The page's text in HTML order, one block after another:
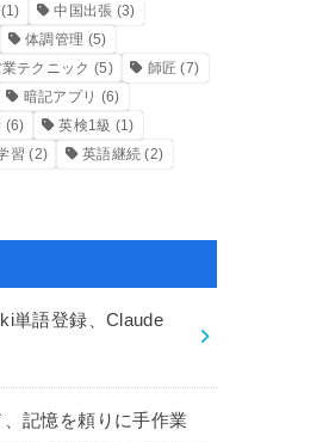
(1) 中国出張 (3)
体調管理 (5)
テクニック (5) 師匠 (7)
暗記アプリ (6)
(6) 英検1級 (1)
習 (2) 英語継続 (2)
単語登録、Claude
記憶を頼りに手作業